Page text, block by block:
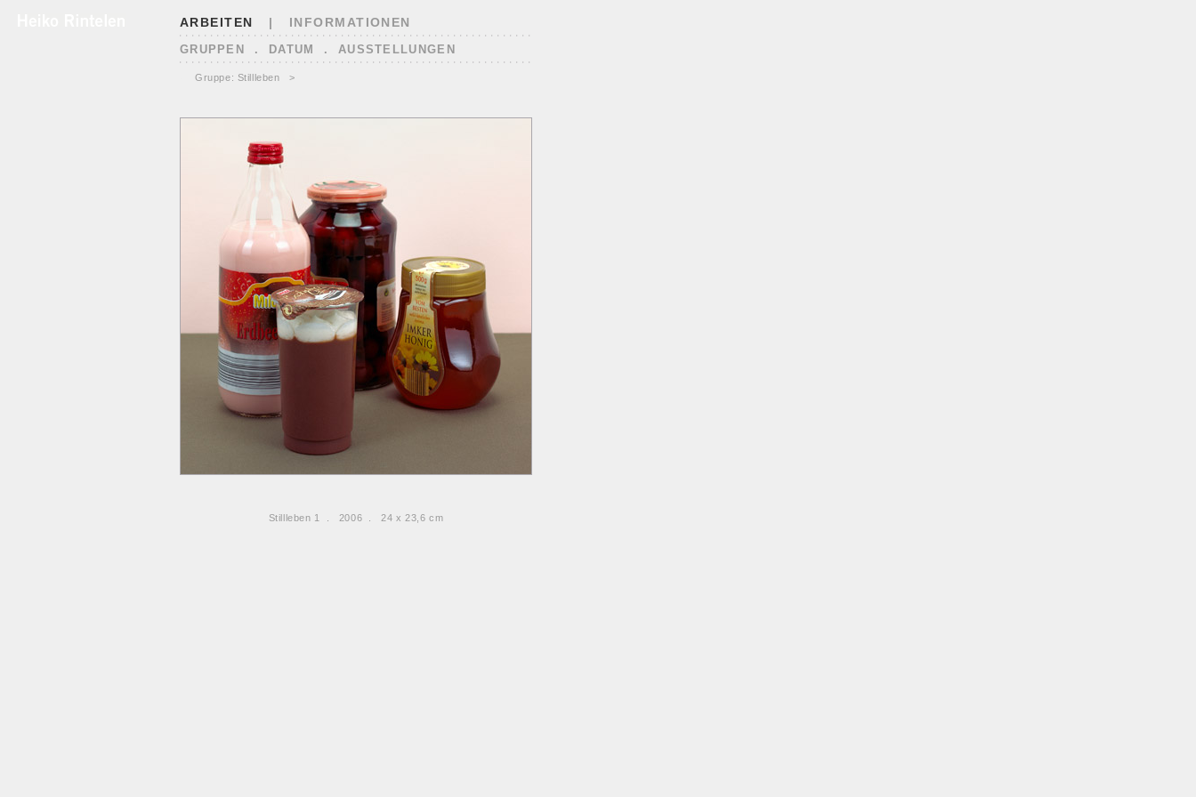
ARBEITEN | INFORMATIONEN
GRUPPEN . DATUM . AUSSTELLUNGEN
Gruppe: Stillleben >
Stillleben 1 . 2006 . 24 x 23,6 cm